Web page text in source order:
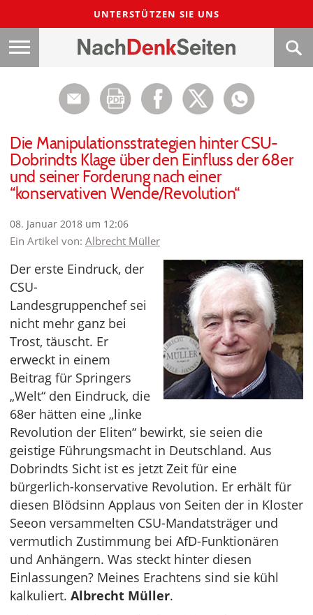
UNTERSTÜTZEN SIE UNS
Die Manipulationsstrategien hinter CSU-
Dobrindts Klage über den Einfluss der 68er
und seiner Forderung nach einer
“konservativen Wende/Revolution“
08. Januar 2018 um 12:06
Ein Artikel von: Albrecht Müller
Der erste Eindruck, der
CSU-
Landesgruppenchef sei
nicht mehr ganz bei
Trost, täuscht. Er
erweckt in einem
Beitrag für Springers
„Welt“ den Eindruck, die
68er hätten eine „linke
Revolution der Eliten“ bewirkt, sie seien die
geistige Führungsmacht in Deutschland. Aus
Dobrindts Sicht ist es jetzt Zeit für eine
bürgerlich-konservative Revolution. Er erhält für
diesen Blödsinn Applaus von Seiten der in Kloster
Seeon versammelten CSU-Mandatsträger und
vermutlich Zustimmung bei AfD-Funktionären
und Anhängern. Was steckt hinter diesen
Einlassungen? Meines Erachtens sind sie kühl
kalkuliert. Albrecht Müller.